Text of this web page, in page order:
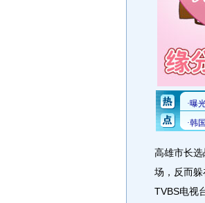
高雄市长
场，反而躲
TVBS电视